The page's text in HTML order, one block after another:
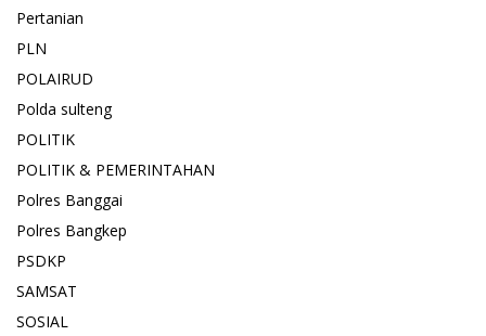
Pertanian
PLN
POLAIRUD
Polda sulteng
POLITIK
POLITIK & PEMERINTAHAN
Polres Banggai
Polres Bangkep
PSDKP
SAMSAT
SOSIAL